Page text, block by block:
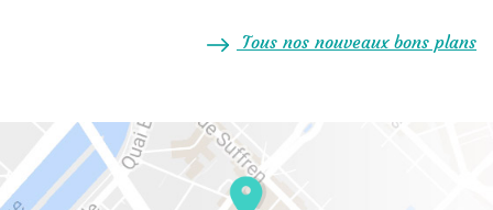
Tous nos nouveaux bons plans